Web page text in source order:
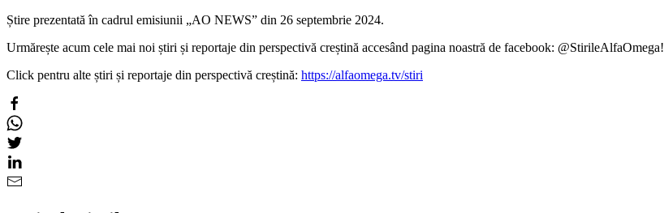
Știre prezentată în cadrul emisiunii „AO NEWS” din 26 septembrie 2024.
Urmărește acum cele mai noi știri și reportaje din perspectivă creștină accesând pagina noastră de facebook: @StirileAlfaOmega!
Click pentru alte știri și reportaje din perspectivă creștină: https://alfaomega.tv/stiri